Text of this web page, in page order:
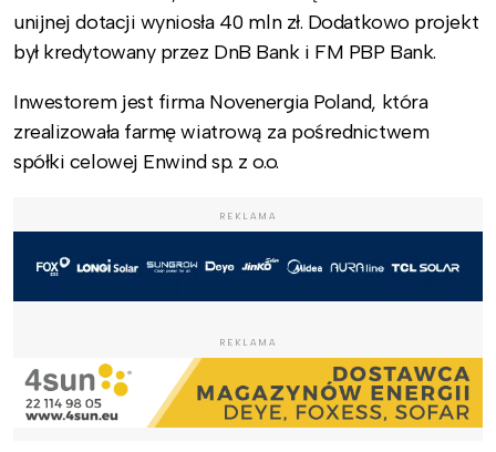
unijnej dotacji wyniosła 40 mln zł. Dodatkowo projekt
był kredytowany przez DnB Bank i FM PBP Bank.
Inwestorem jest firma Novenergia Poland, która
zrealizowała farmę wiatrową za pośrednictwem
spółki celowej Enwind sp. z o.o.
REKLAMA
REKLAMA